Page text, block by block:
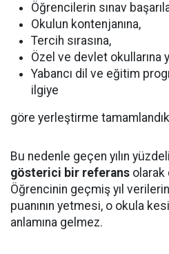
Öğrencilerin sınav
Okulun kontenjanına,
Tercih sırasına,
Özel ve devlet okullarına
Yabancı dil ve eğitim
ilgiye
göre yerleştirme
Bu nedenle geçen yılın
gösterici bir referans olarak
Öğrencinin geçmiş yıl
puanının yetmesi, o okula
anlamına gelmez.